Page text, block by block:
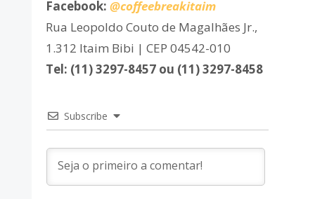
Facebook: @coffeebreakitaim
Rua Leopoldo Couto de Magalhães Jr.,
1.312 Itaim Bibi | CEP 04542-010
Tel: (11) 3297-8457 ou (11) 3297-8458
Subscribe